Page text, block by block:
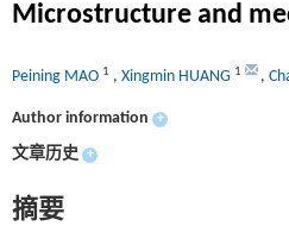
Microstructure and
Peining MAO 1 , Xingmin HUANG 1 ,
Author information +
文章历史 +
摘要